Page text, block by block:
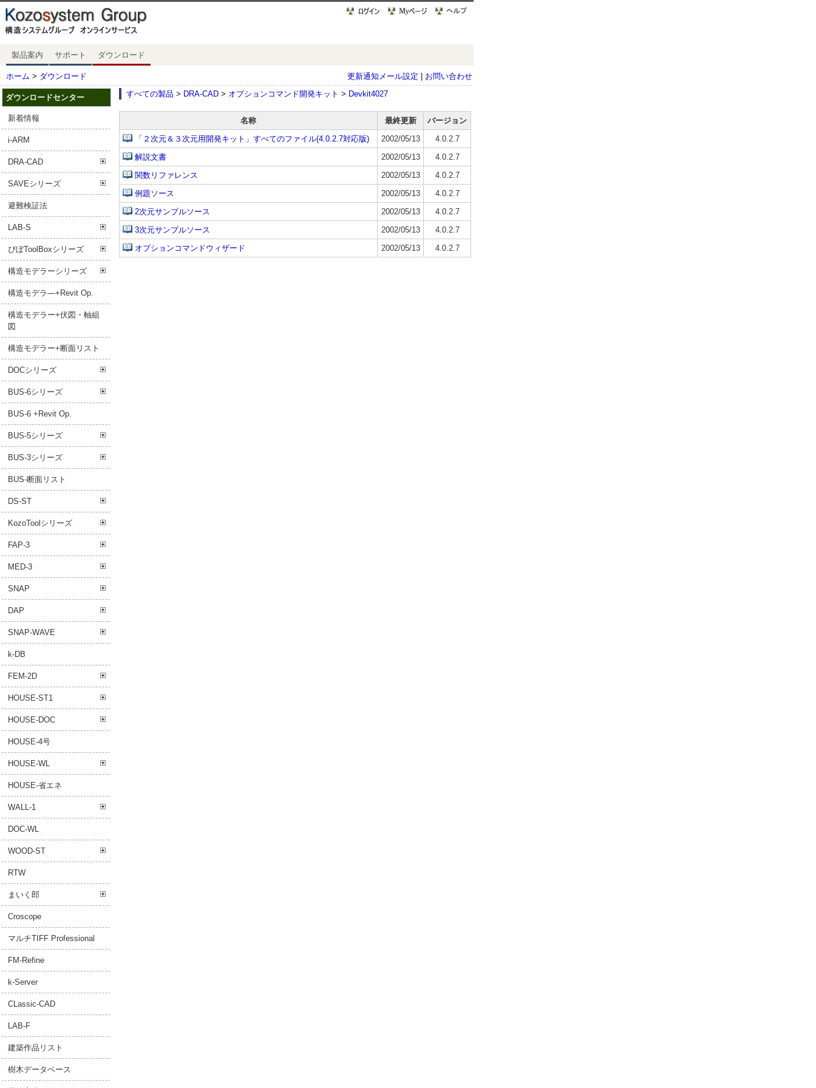
製品案内 サポート ダウンロード
ホーム > ダウンロード 更新通知メール設定 お問い合わせ
ダウンロードセンター
新着情報
i-ARM
DRA-CAD
SAVEシリーズ
避難検証法
LAB-S
ぴぼToolBoxシリーズ
構造モデラーシリーズ
構造モデラ―+Revit Op.
構造モデラー+伏図・軸組
図
構造モデラー+断面リスト
DOCシリーズ
BUS-6シリーズ
BUS-6 +Revit Op.
BUS-5シリーズ
BUS-3シリーズ
BUS-断面リスト
DS-ST
KozoToolシリーズ
FAP-3
MED-3
SNAP
DAP
SNAP-WAVE
k-DB
FEM-2D
HOUSE-ST1
HOUSE-DOC
HOUSE-4号
HOUSE-WL
HOUSE-省エネ
WALL-1
DOC-WL
WOOD-ST
RTW
まいく郎
Croscope
マルチTIFF Professional
FM-Refine
k-Server
CLassic-CAD
LAB-F
建築作品リスト
樹木データベース
すべての製品 > DRA-CAD > オプションコマンド開発キット > Devkit4027
名称 最終更新
バージョン
「２次元＆３次元用開発キット」すべてのファイル(4.0.2.7対応版)
2002/05/13
4.0.2.7
解説文書
2002/05/13
4.0.2.7
関数リファレンス
2002/05/13
4.0.2.7
例題ソース
2002/05/13
4.0.2.7
2次元サンプルソース
2002/05/13
4.0.2.7
3次元サンプルソース
2002/05/13
4.0.2.7
オプションコマンドウィザード
2002/05/13 4.0.2.7